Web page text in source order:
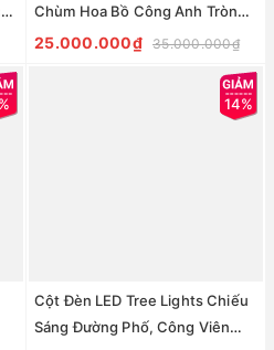
Chùm Hoa Bồ Công Anh Tròn
phát sáng đổi màu cho phố đi
25.000.000₫ 35.000.000₫
14%
Cột Đèn LED Tree Lights Chiếu
Sáng Đường Phố, Công Viên